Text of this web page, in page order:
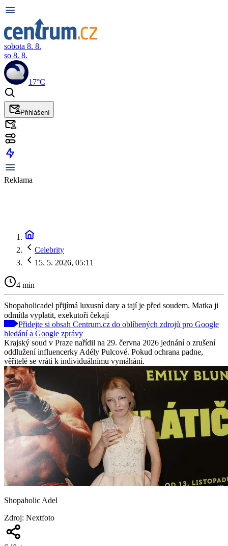
sobota 8. 8.
so 8. 8.
17°C
Přihlášení
Reklama
Celebrity
15. 5. 2026, 05:11
4 min
Shopaholicadel přijímá luxusní dary a tají je před soudem. Matka ji
odmítla vyplatit, exekutoři čekají
Přidejte si obsah Centrum.cz do oblíbených zdrojů pro Google
hledání a Google zprávy
Krajský soud v Praze nařídil na 29. června 2026 jednání o zrušení
oddlužení influencerky Adély Pulcové. Pokud ochrana padne,
věřitelé se vrátí k individuálnímu vymáhání.
Shopaholic Adel
Zdroj: Nextfoto